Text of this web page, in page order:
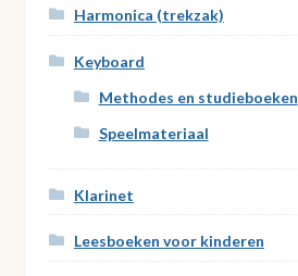
Harmonica (trekzak)
Keyboard
Methodes en studieboeken
Speelmateriaal
Klarinet
Leesboeken voor kinderen